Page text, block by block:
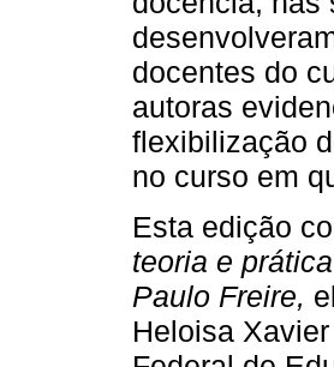
docentes do
autoras
flexibilização
no curso em
Esta edição
teoria e
Paulo Freire,
Heloisa